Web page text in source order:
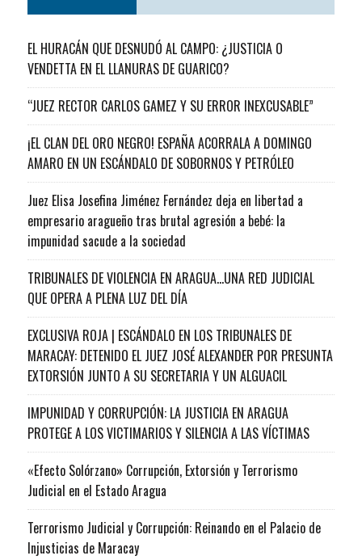
EL HURACÁN QUE DESNUDÓ AL CAMPO: ¿JUSTICIA O
VENDETTA EN EL LLANURAS DE GUARICO?
“JUEZ RECTOR CARLOS GAMEZ Y SU ERROR INEXCUSABLE”
¡EL CLAN DEL ORO NEGRO! ESPAÑA ACORRALA A DOMINGO
AMARO EN UN ESCÁNDALO DE SOBORNOS Y PETRÓLEO
Juez Elisa Josefina Jiménez Fernández deja en libertad a
empresario aragueño tras brutal agresión a bebé: la
impunidad sacude a la sociedad
TRIBUNALES DE VIOLENCIA EN ARAGUA…UNA RED JUDICIAL
QUE OPERA A PLENA LUZ DEL DÍA
EXCLUSIVA ROJA | ESCÁNDALO EN LOS TRIBUNALES DE
MARACAY: DETENIDO EL JUEZ JOSÉ ALEXANDER POR PRESUNTA
EXTORSIÓN JUNTO A SU SECRETARIA Y UN ALGUACIL
IMPUNIDAD Y CORRUPCIÓN: LA JUSTICIA EN ARAGUA
PROTEGE A LOS VICTIMARIOS Y SILENCIA A LAS VÍCTIMAS
«Efecto Solórzano» Corrupción, Extorsión y Terrorismo
Judicial en el Estado Aragua
Terrorismo Judicial y Corrupción: Reinando en el Palacio de
Injusticias de Maracay